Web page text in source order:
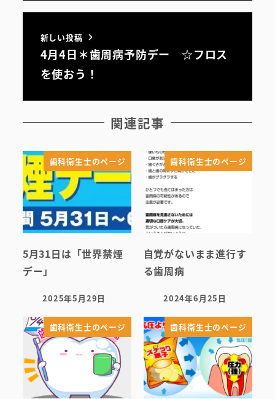
初めての方へ
無料託児ルーム
スタッフ紹介
新しい投稿
4月4日＊歯周病予防デー ☆フロス
を使おう！
関連記事
歯科衛生士のページ
5月31日は「世界禁煙
デー」
投稿日
2025年5月29日
歯科衛生士のページ
自覚がないまま進行す
る歯周病
投稿日
2024年6月25日
歯科衛生士のページ 歯科衛生士のページ